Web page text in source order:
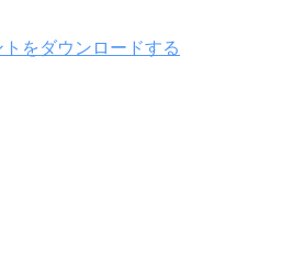
トをダウンロードする